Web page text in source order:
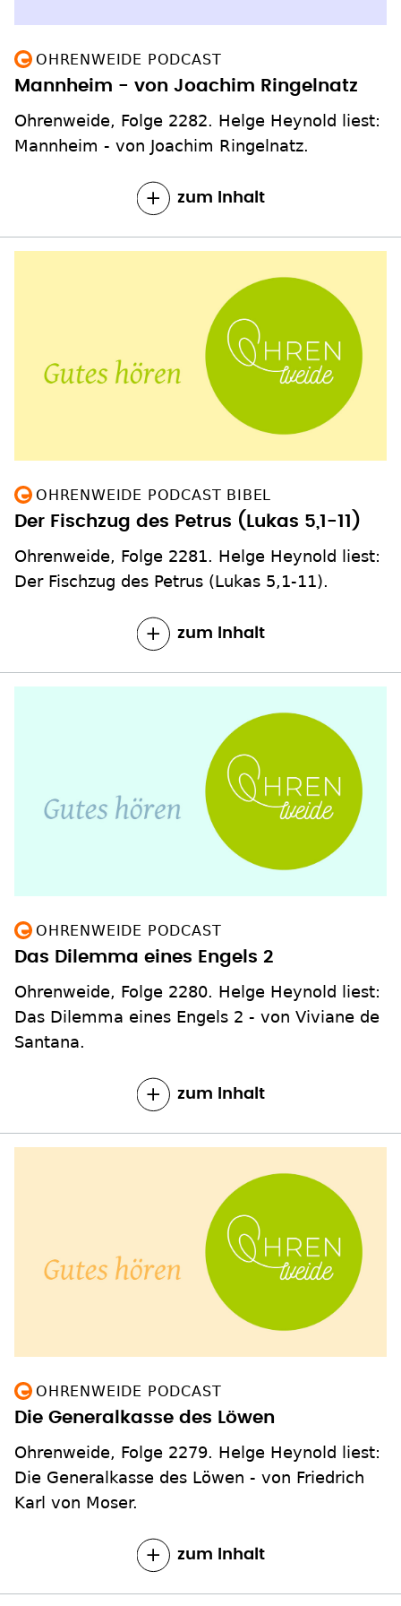
OHRENWEIDE PODCAST
Mannheim - von Joachim Ringelnatz
Ohrenweide, Folge 2282. Helge Heynold liest:
Mannheim - von Joachim Ringelnatz.
zum Inhalt
OHRENWEIDE PODCAST BIBEL
Der Fischzug des Petrus (Lukas 5,1-11)
Ohrenweide, Folge 2281. Helge Heynold liest:
Der Fischzug des Petrus (Lukas 5,1-11).
zum Inhalt
OHRENWEIDE PODCAST
Das Dilemma eines Engels 2
Ohrenweide, Folge 2280. Helge Heynold liest:
Das Dilemma eines Engels 2 - von Viviane de
Santana.
zum Inhalt
OHRENWEIDE PODCAST
Die Generalkasse des Löwen
Ohrenweide, Folge 2279. Helge Heynold liest:
Die Generalkasse des Löwen - von Friedrich
Karl von Moser.
zum Inhalt